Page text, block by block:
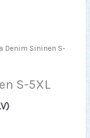
Denim Sininen S-
S-5XL